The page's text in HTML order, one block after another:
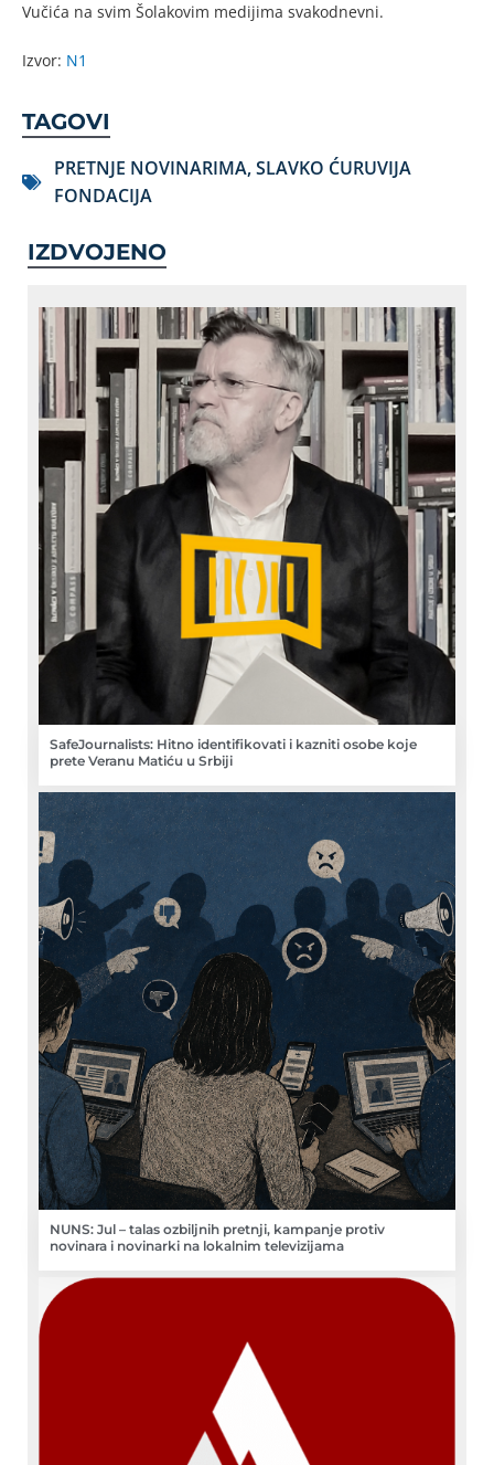
Vučića na svim Šolakovim medijima svakodnevni.
Izvor: N1
TAGOVI
PRETNJE NOVINARIMA,SLAVKO ĆURUVIJA
FONDACIJA
IZDVOJENO
SafeJournalists: Hitno identifikovati i kazniti osobe koje
prete Veranu Matiću u Srbiji
NUNS: Jul – talas ozbiljnih pretnji, kampanje protiv
novinara i novinarki na lokalnim televizijama